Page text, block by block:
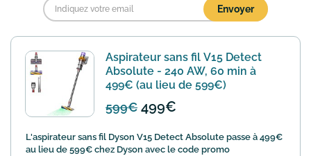
Aspirateur sans fil V15 Detect
Absolute - 240 AW, 60 min à
499€ (au lieu de 599€)
599€ 499€
L'aspirateur sans fil Dyson V15 Detect Absolute passe à 499€
au lieu de 599€ chez Dyson avec le code promo